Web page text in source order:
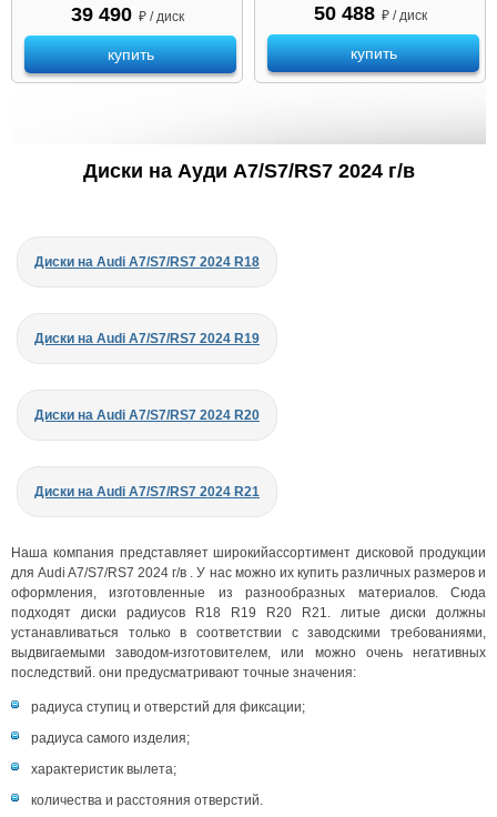
39 490 ₽ / диск
купить
50 488 ₽ / диск
купить
Диски на Ауди A7/S7/RS7 2024 г/в
Диски на Audi A7/S7/RS7 2024 R18
Диски на Audi A7/S7/RS7 2024 R19
Диски на Audi A7/S7/RS7 2024 R20
Диски на Audi A7/S7/RS7 2024 R21
Наша компания представляет широкийассортимент дисковой продукции
для Audi A7/S7/RS7 2024 г/в . У нас можно их купить различных размеров и
оформления, изготовленные из разнообразных материалов. Сюда
подходят диски радиусов R18 R19 R20 R21. литые диски должны
устанавливаться только в соответствии с заводскими требованиями,
выдвигаемыми заводом-изготовителем, или можно очень негативных
последствий. они предусматривают точные значения:
радиуса ступиц и отверстий для фиксации;
радиуса самого изделия;
характеристик вылета;
количества и расстояния отверстий.